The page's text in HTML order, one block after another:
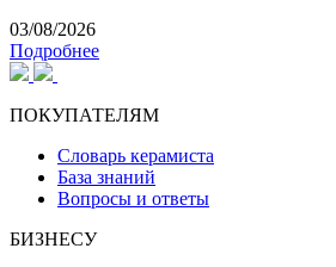
03/08/2026
Подробнее
ПОКУПАТЕЛЯМ
Словарь керамиста
База знаний
Вопросы и ответы
БИЗНЕСУ